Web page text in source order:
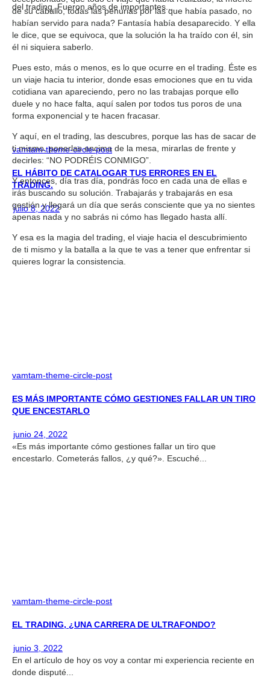
de su caballo, todas las penurias por las que había pasado, no
habían servido para nada? Fantasía había desaparecido. Y ella
le dice, que se equivoca, que la solución la ha traído con él, sin
él ni siquiera saberlo.
Pues esto, más o menos, es lo que ocurre en el trading. Éste es
un viaje hacia tu interior, donde esas emociones que en tu vida
cotidiana van apareciendo, pero no las trabajas porque ello
duele y no hace falta, aquí salen por todos tus poros de una
forma exponencial y te hacen fracasar.
Y aquí, en el trading, las descubres, porque las has de sacar de
ti mismo, ponerlas encima de la mesa, mirarlas de frente y
decirles: “NO PODRÉIS CONMIGO”.
Y entonces, día tras día, pondrás foco en cada una de ellas e
irás buscando su solución. Trabajarás y trabajarás en esa
gestión y llegará un día que serás consciente que ya no sientes
apenas nada y no sabrás ni cómo has llegado hasta allí.
Y esa es la magia del trading, el viaje hacia el descubrimiento
de ti mismo y la batalla a la que te vas a tener que enfrentar si
quieres lograr la consistencia.
del trading. Fueron años de importantes...
vamtam-theme-circle-post
EL HÁBITO DE CATALOGAR TUS ERRORES EN EL
TRADING.
julio 8, 2022
vamtam-theme-circle-post
ES MÁS IMPORTANTE CÓMO GESTIONES FALLAR UN TIRO
QUE ENCESTARLO
junio 24, 2022
«Es más importante cómo gestiones fallar un tiro que
encestarlo. Cometerás fallos, ¿y qué?». Escuché...
vamtam-theme-circle-post
EL TRADING, ¿UNA CARRERA DE ULTRAFONDO?
junio 3, 2022
En el artículo de hoy os voy a contar mi experiencia reciente en
donde disputé...